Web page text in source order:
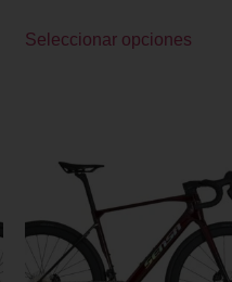
Seleccionar opciones